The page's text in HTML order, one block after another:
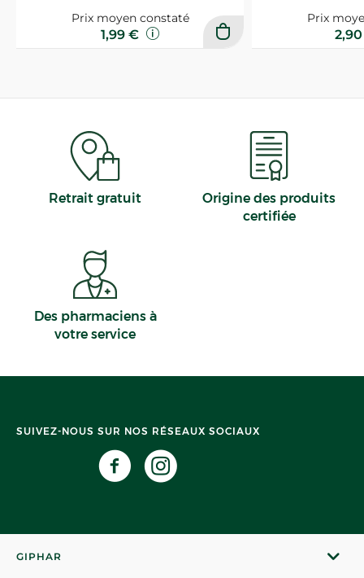
Prix moyen constaté
1,99 €
Prix
Retrait gratuit
Origine des produits
certifiée
Des pharmaciens à
votre service
SUIVEZ-NOUS SUR NOS RÉSEAUX SOCIAUX
GIPHAR